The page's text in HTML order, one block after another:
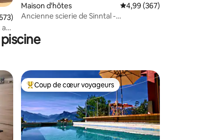
: 5 sur 5
moyenne sur la base de 573 commentaires : 4,94 sur 5
au
Maison d'hôtes Évaluation moyenne
4,99 (367)
Ancienne scierie de Sinntal -
Coups de cœur voyageurs les plus appréciés
Coup de cœur voyageurs